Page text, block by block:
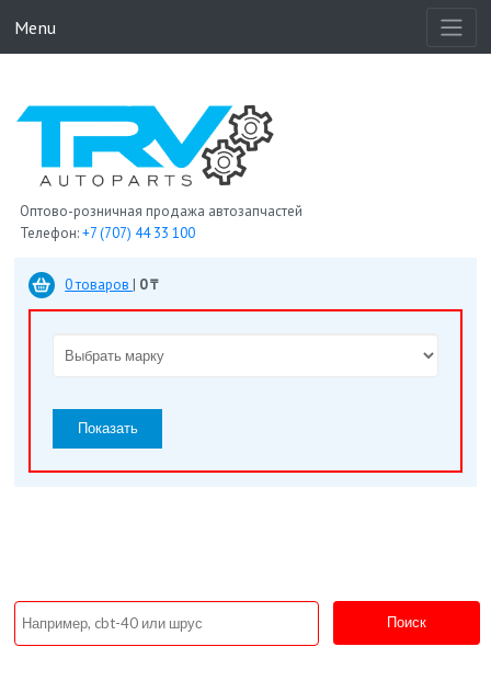
Menu
Оптово-розничная продажа автозапчастей
Телефон:+7 (707) 44 33 100
0 товаров | 0 ₸
Показать
Поиск